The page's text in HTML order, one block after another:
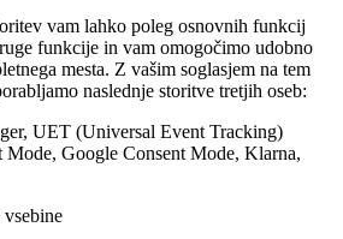
vam lahko poleg osnovnih funkcij
funkcije in vam omogočimo udobno
mesta. Z vašim soglasjem na tem
naslednje storitve tretjih oseb:
UET (Universal Event Tracking)
Mode, Google Consent Mode, Klarna,
vsebine